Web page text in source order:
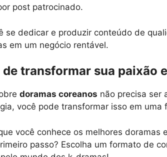
post patrocinado.
se dedicar e produzir conteúdo de
em um negócio rentável.
de transformar sua paixão
doramas coreanos não precisa ser
você pode transformar isso em uma
você conhece os melhores doramas
passo? Escolha um formato de